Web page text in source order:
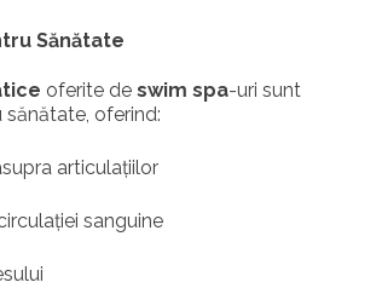
Sănătate
oferite de swim spa-uri sunt
oferind:
articulațiilor
sanguine